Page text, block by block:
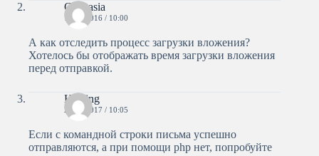
Camtasia
14.03.2016 / 10:00
А как отследить процесс загрузки вложения?
Хотелось бы отображать время загрузки вложения
перед отправкой.
Hosting
20.03.2017 / 10:05
Если с командной строки письма успешно
отправляются, а при помощи php нет, попробуйте